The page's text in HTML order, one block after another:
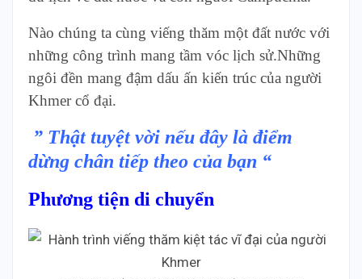
Nào chúng ta cùng viếng thăm một đất nước với
những công trình mang tầm vóc lịch sử.Những
ngôi đền mang đậm dấu ấn kiến trúc của người
Khmer cổ đại.
” Thật tuyệt vời nếu đây là điểm
dừng chân tiếp theo của bạn “
Phương tiện di chuyển